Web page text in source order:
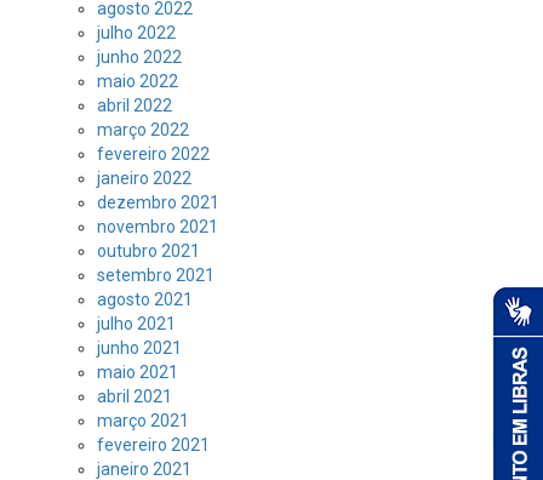
agosto 2022
julho 2022
junho 2022
maio 2022
abril 2022
março 2022
fevereiro 2022
janeiro 2022
dezembro 2021
novembro 2021
outubro 2021
setembro 2021
agosto 2021
julho 2021
junho 2021
maio 2021
abril 2021
março 2021
fevereiro 2021
janeiro 2021